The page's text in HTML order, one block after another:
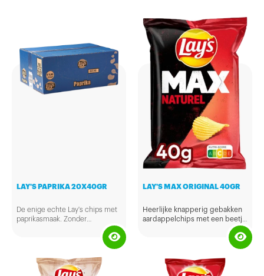
LAY'S PAPRIKA 20X40GR
De enige echte Lay's chips met
paprikasmaak. Zonder
LAY'S MAX ORIGINAL 40GR
Heerlijke knapperig gebakken
aardappelchips met een beetje
zout voor de smaak en zorgen
in combinatie met de ribbels